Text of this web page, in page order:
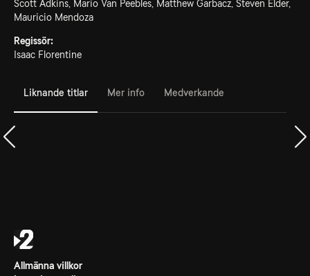
Scott Adkins, Mario Van Peebles, Matthew Garbacz, Steven Elder,
Mauricio Mendoza
Regissör:
Isaac Florentine
Liknande titlar Mer info Medverkande
Allmänna villkor